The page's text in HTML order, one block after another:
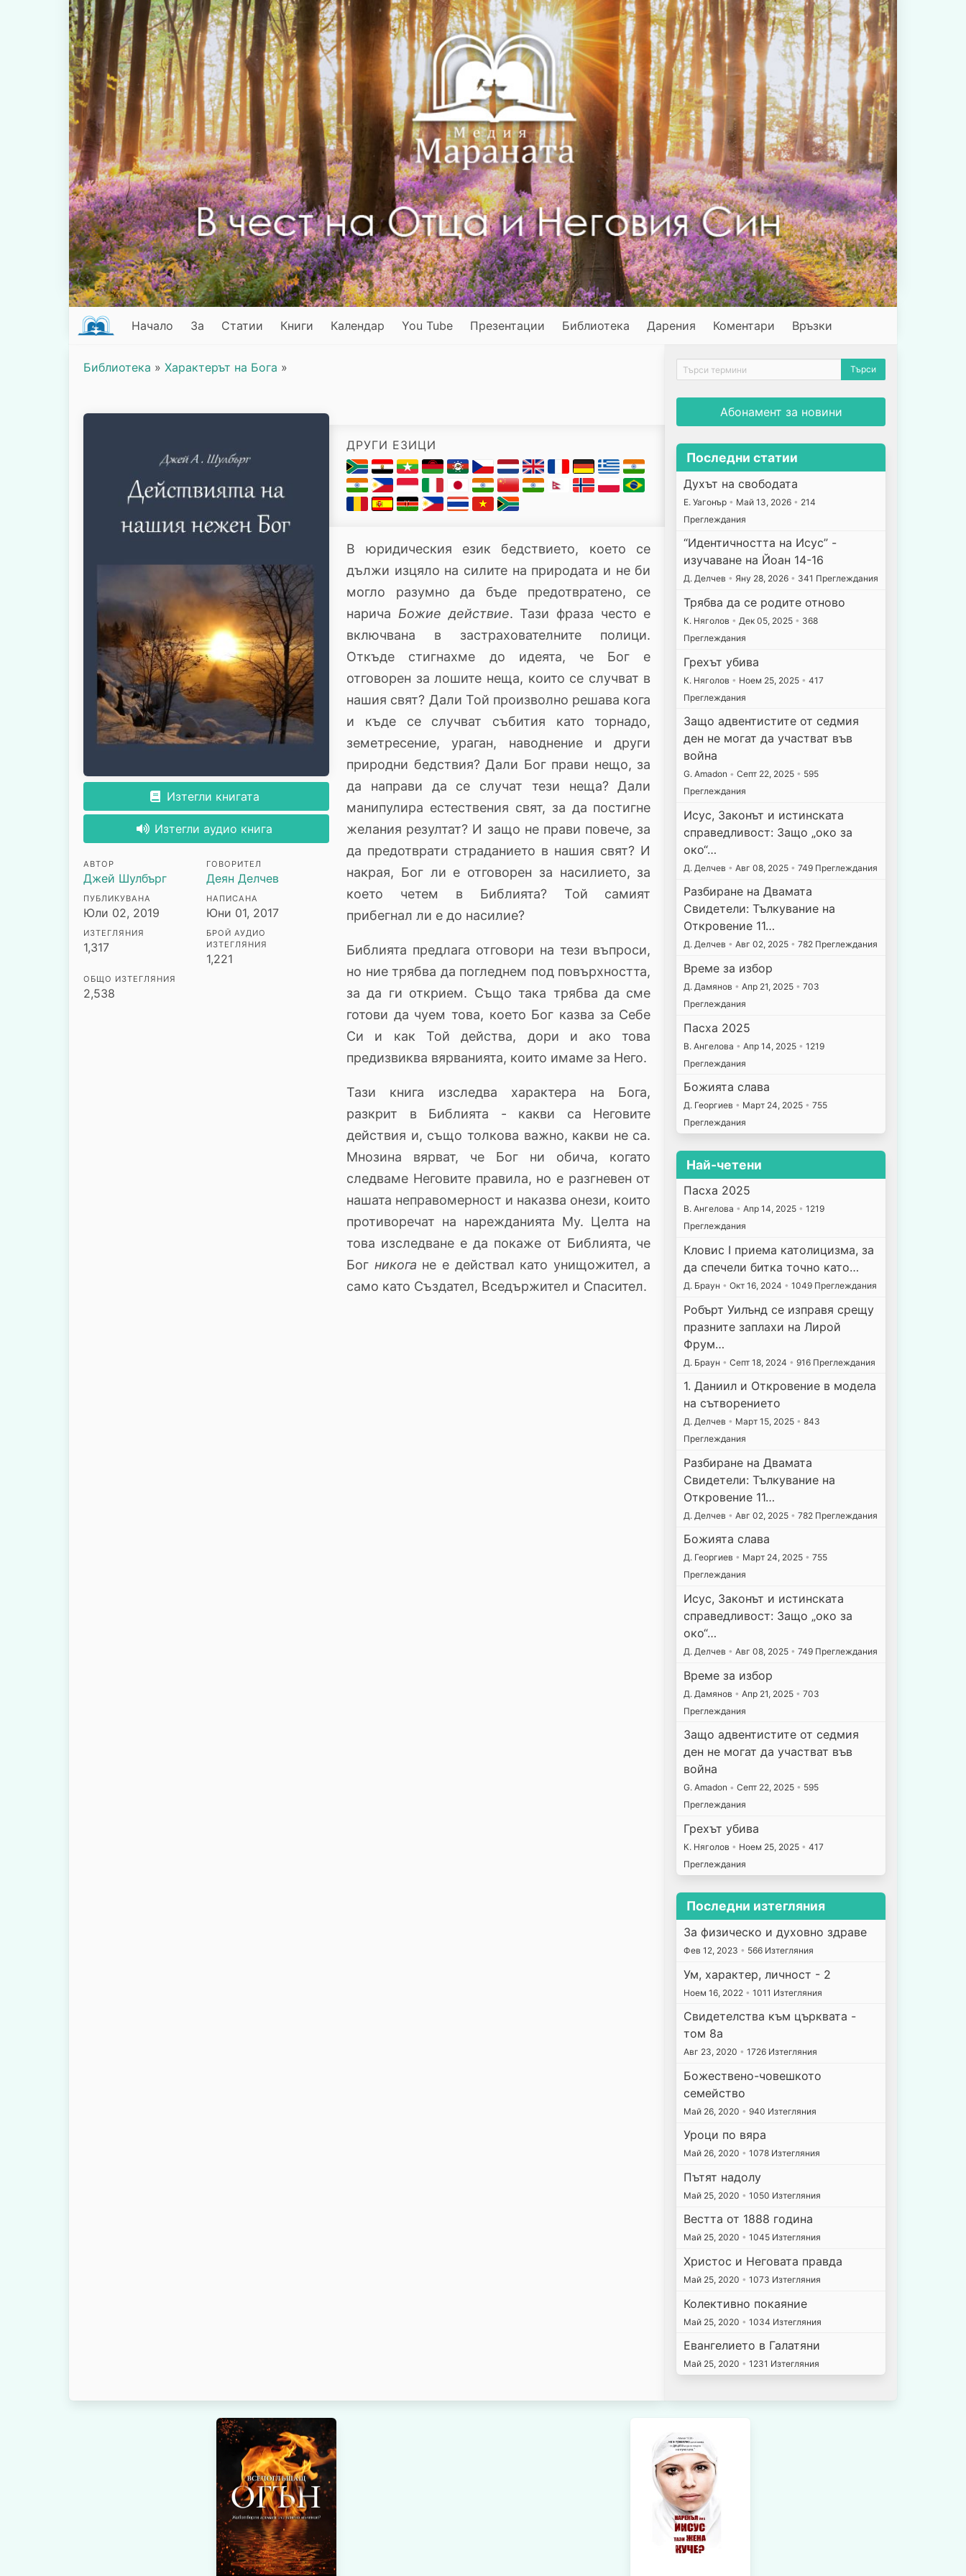
Начало За Статии Книги Календар You Tube Презентации Библиотека Дарения Коментари Връзки
Библиотека » Характерът на Бога »
Изтегли книгата
Изтегли аудио книга
АВТОР
Джей Шулбърг
ГОВОРИТЕЛ
Деян Делчев
ПУБЛИКУВАНА
Юли 02, 2019
НАПИСАНА
Юни 01, 2017
ИЗТЕГЛЯНИЯ
1,317
БРОЙ АУДИО
ИЗТЕГЛЯНИЯ
1,221
ОБЩО ИЗТЕГЛЯНИЯ
2,538
ДРУГИ ЕЗИЦИ
В юридическия език бедствието, което се
дължи изцяло на силите на природата и не би
могло разумно да бъде предотвратено, се
нарича Божие действие. Тази фраза често е
включвана в застрахователните полици.
Откъде стигнахме до идеята, че Бог е
отговорен за лошите неща, които се случват в
нашия свят? Дали Той произволно решава кога
и къде се случват събития като торнадо,
земетресение, ураган, наводнение и други
природни бедствия? Дали Бог прави нещо, за
да направи да се случат тези неща? Дали
манипулира естествения свят, за да постигне
желания резултат? И защо не прави повече, за
да предотврати страданието в нашия свят? И
накрая, Бог ли е отговорен за насилието, за
което четем в Библията? Той самият
прибегнал ли е до насилие?
Библията предлага отговори на тези въпроси,
но ние трябва да погледнем под повърхността,
за да ги открием. Също така трябва да сме
готови да чуем това, което Бог казва за Себе
Си и как Той действа, дори и ако това
предизвиква вярванията, които имаме за Него.
Тази книга изследва характера на Бога,
разкрит в Библията - какви са Неговите
действия и, също толкова важно, какви не са.
Мнозина вярват, че Бог ни обича, когато
следваме Неговите правила, но е разгневен от
нашата неправомерност и наказва онези, които
противоречат на нарежданията Му. Целта на
това изследване е да покаже от Библията, че
Бог никога не е действал като унищожител, а
само като Създател, Вседържител и Спасител.
Абонамент за новини
Последни статии
Духът на свободата
E. Уагонър • Май 13, 2026 • 214
Преглеждания
“Идентичността на Исус” -
изучаване на Йоан 14-16
Д. Делчев • Яну 28, 2026 • 341 Преглеждания
Трябва да се родите отново
К. Няголов • Дек 05, 2025 • 368
Преглеждания
Грехът убива
К. Няголов • Ноем 25, 2025 • 417
Преглеждания
Защо адвентистите от седмия
ден не могат да участват във
война
G. Amadon • Септ 22, 2025 • 595
Преглеждания
Исус, Законът и истинската
справедливост: Защо „око за
око“…
Д. Делчев • Авг 08, 2025 • 749 Преглеждания
Разбиране на Двамата
Свидетели: Тълкувание на
Откровение 11…
Д. Делчев • Авг 02, 2025 • 782 Преглеждания
Време за избор
Д. Дамянов • Апр 21, 2025 • 703
Преглеждания
Пасха 2025
В. Ангелова • Апр 14, 2025 • 1219
Преглеждания
Божията слава
Д. Георгиев • Март 24, 2025 • 755
Преглеждания
Най-четени
Пасха 2025
В. Ангелова • Апр 14, 2025 • 1219
Преглеждания
Кловис I приема католицизма, за
да спечели битка точно като…
Д. Браун • Окт 16, 2024 • 1049 Преглеждания
Робърт Уилънд се изправя срещу
празните заплахи на Лирой
Фрум…
Д. Браун • Септ 18, 2024 • 916 Преглеждания
1. Даниил и Откровение в модела
на сътворението
Д. Делчев • Март 15, 2025 • 843
Преглеждания
Разбиране на Двамата
Свидетели: Тълкувание на
Откровение 11…
Д. Делчев • Авг 02, 2025 • 782 Преглеждания
Божията слава
Д. Георгиев • Март 24, 2025 • 755
Преглеждания
Исус, Законът и истинската
справедливост: Защо „око за
око“…
Д. Делчев • Авг 08, 2025 • 749 Преглеждания
Време за избор
Д. Дамянов • Апр 21, 2025 • 703
Преглеждания
Защо адвентистите от седмия
ден не могат да участват във
война
G. Amadon • Септ 22, 2025 • 595
Преглеждания
Грехът убива
К. Няголов • Ноем 25, 2025 • 417
Преглеждания
Последни изтегляния
За физическо и духовно здраве
Фев 12, 2023 • 566 Изтегляния
Ум, характер, личност - 2
Ноем 16, 2022 • 1011 Изтегляния
Свидетелства към църквата -
том 8а
Авг 23, 2020 • 1726 Изтегляния
Божествено-човешкото
семейство
Май 26, 2020 • 940 Изтегляния
Уроци по вяра
Май 26, 2020 • 1078 Изтегляния
Пътят надолу
Май 25, 2020 • 1050 Изтегляния
Вестта от 1888 година
Май 25, 2020 • 1045 Изтегляния
Христос и Неговата правда
Май 25, 2020 • 1073 Изтегляния
Колективно покаяние
Май 25, 2020 • 1034 Изтегляния
Евангелието в Галатяни
Май 25, 2020 • 1231 Изтегляния